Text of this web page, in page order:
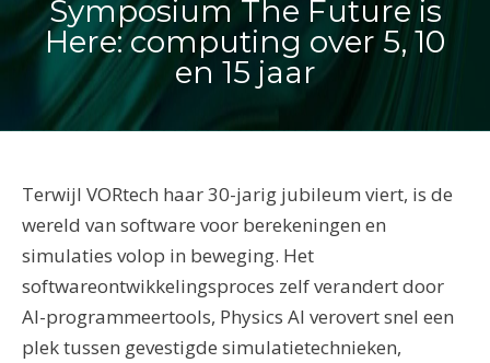
Symposium The Future is
Here: computing over 5, 10
en 15 jaar
Terwijl VORtech haar 30-jarig jubileum viert, is de
wereld van software voor berekeningen en
simulaties volop in beweging. Het
softwareontwikkelingsproces zelf verandert door
AI-programmeertools, Physics AI verovert snel een
plek tussen gevestigde simulatietechnieken,